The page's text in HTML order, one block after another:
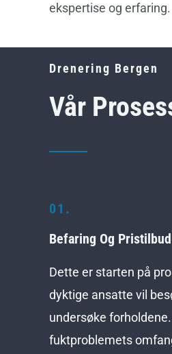
ekspertise og erfaring.
Drenering Bergen
Vår
01.
Befaring Og Pristilbud
Dette er starten på
dyktige ansatte vil
undersøke
fuktproblemets